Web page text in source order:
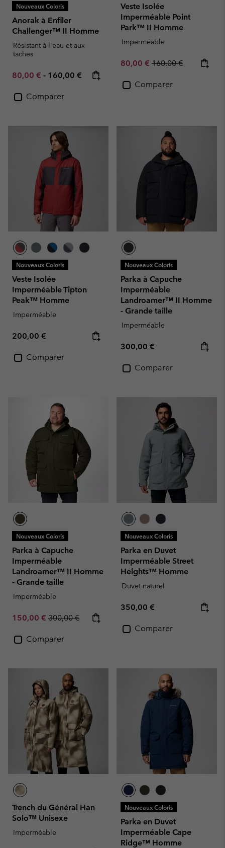
Nouveaux Coloris
Anorak à Enfiler
Challenger™ II Homme
Résistant à l'eau et aux
taches
Minimum sale price:
80,00 € - Maximum price:
160,00 €
Comparer
Veste Isolée
Imperméable Point
Park™ II Homme
Imperméable
Sale price:
80,00 € Regular price:
160,00 €
Comparer
Nouveaux Coloris
Veste Isolée
Imperméable Tipton
Peak™ Homme
Imperméable
Regular price:
200,00 €
Comparer
Nouveaux Coloris
Parka à Capuche
Imperméable
Landroamer™ II Homme
- Grande taille
Imperméable
Regular price:
300,00 €
Comparer
Nouveaux Coloris
Parka à Capuche
Imperméable
Landroamer™ II Homme
- Grande taille
Imperméable
Sale price:
150,00 € Regular price:
300,00 €
Comparer
Nouveaux Coloris
Parka en Duvet
Imperméable Street
Heights™ Homme
Duvet naturel
Regular price:
350,00 €
Comparer
Trench du Général Han
Solo™ Unisexe
Imperméable
Nouveaux Coloris
Parka en Duvet
Imperméable Cape
Ridge™ Homme